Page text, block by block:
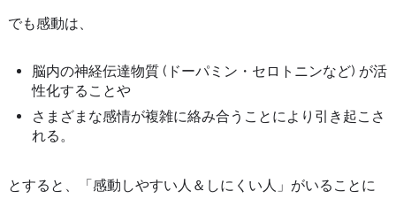
でも感動は、
脳内の神経伝達物質 (ドーパミン・セロトニンなど) が活
性化することや
さまざまな感情が複雑に絡み合うことにより引き起こさ
れる。
とすると、「感動しやすい人＆しにくい人」がいることに